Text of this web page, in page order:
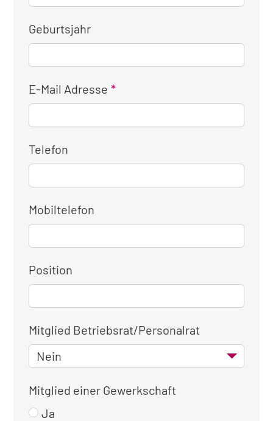
Geburtsjahr
E-Mail Adresse
Telefon
Mobiltelefon
Position
Mitglied Betriebsrat/Personalrat
Mitglied einer Gewerkschaft
Ja